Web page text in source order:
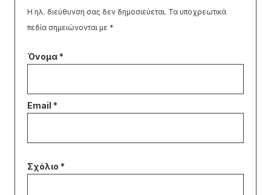
Η ηλ. διεύθυνση σας δεν δημοσιεύεται. Τα υποχρεωτικά
πεδία σημειώνονται με *